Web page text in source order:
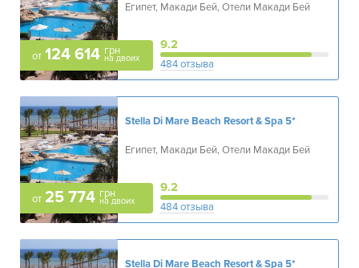
от 124 614 грн
на двоих
Египет, Макади Бей, Отели Макади Бей
9.2
484 отзыва
от 25 774 грн
на двоих
Stella Di Mare Beach Resort & Spa5*
Египет, Макади Бей, Отели Макади Бей
9.2
484 отзыва
Stella Di Mare Beach Resort & Spa5*